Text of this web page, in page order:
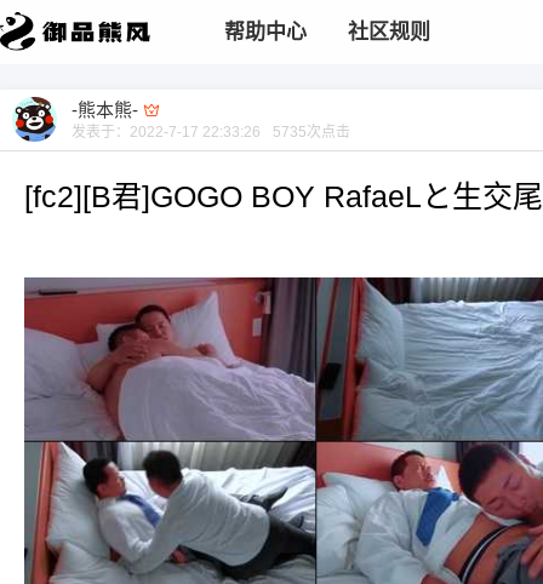
帮助中心 社区规则
-熊本熊-
发表于： 2022-7-17 22:33:26 5735次点击
[fc2][B君]GOGO BOY RafaeLと生交